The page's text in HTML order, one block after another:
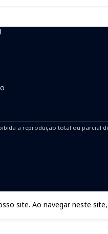
a reprodução total ou parcial
site. Ao navegar neste